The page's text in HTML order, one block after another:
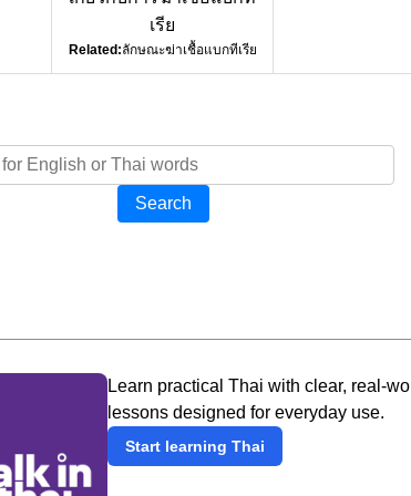
เรีย
Related:ลักษณะฆ่าเชื้อแบกทีเรีย
Search
Learn practical Thai with clear, real-
lessons designed for everyday use.
Start learning Thai